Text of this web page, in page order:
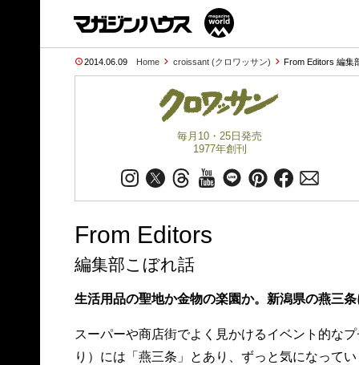
2014.06.09 Home croissant (クロワッサン) From Editors 編集
毎月10・25日発売
1977年創刊
From Editors
編集部こぼれ話
生活用品の聖地か金物の楽園か。新潟県の燕三条
スーパーや商店街でよく見かけるイベント的な
り）には「燕三条」とあり、ずっと気になって